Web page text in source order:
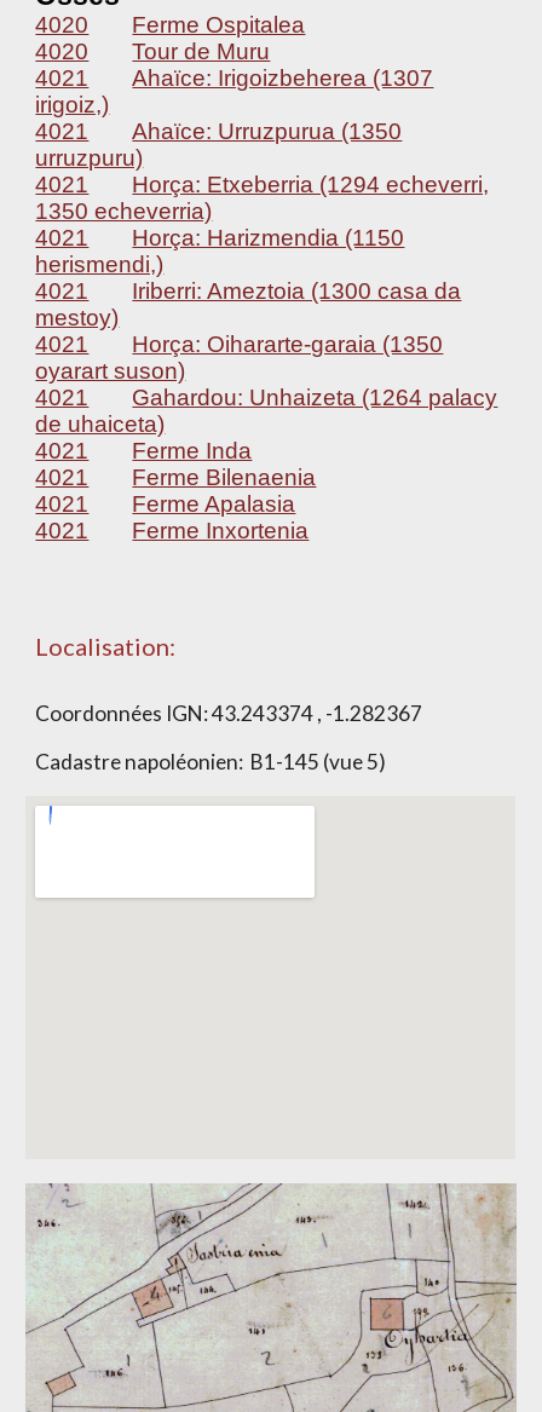
4020
Ferme Ospitalea
4020
Tour de Muru
4021
Ahaïce: Irigoizbeherea (1307
irigoiz,)
4021
Ahaïce: Urruzpurua (1350
urruzpuru)
4021
Horça: Etxeberria (1294 echeverri,
1350 echeverria)
4021
Horça: Harizmendia (1150
herismendi,)
4021
Iriberri: Ameztoia (1300 casa da
mestoy)
4021
Horça: Oihararte-garaia (1350
oyarart suson)
4021
Gahardou: Unhaizeta (1264 palacy
de uhaiceta)
4021
Ferme Inda
4021
Ferme Bilenaenia
4021
Ferme Apalasia
4021
Ferme Inxortenia
Localisation:
Coordonnées IGN:43.243374 , -1.282367
Cadastre napoléonien: B1-145 (vue 5)